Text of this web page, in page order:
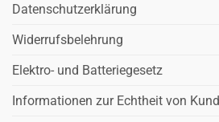
Datenschutzerklärung
Widerrufsbelehrung
Elektro- und Batteriegesetz
Informationen zur Echtheit von